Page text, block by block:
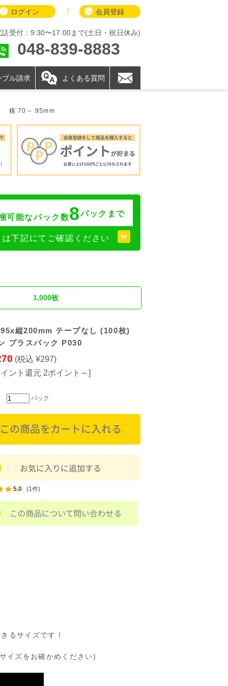
ログイン / 会員登録
話受付：9:30〜17:00まで(土日・祝日休み)
048-839-8883
プル請求 よくある質問
横 70～ 95mm
可能なパック数8パックまで
は下記にてご確認ください
1,000枚
縦200mm テープなし (100枚)
プラスパック P030
(税込 ¥297)
イント還元 2ポイント～]
パック
5.0 (1件)
るサイズです！
イズをお確かめください)